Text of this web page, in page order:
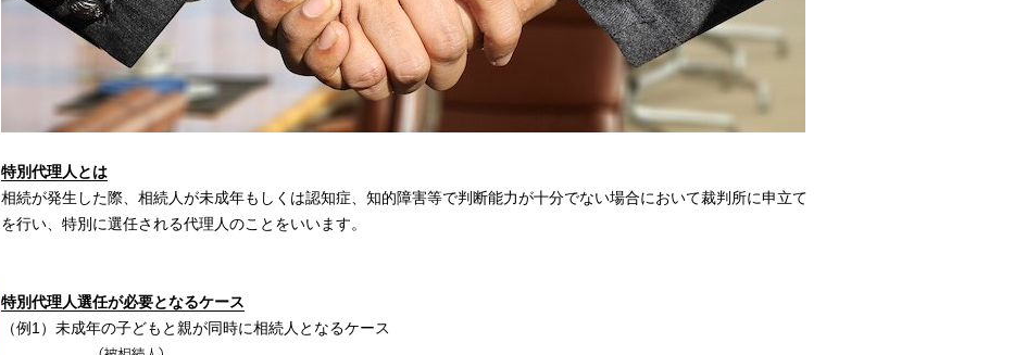
特別代理人とは
相続が発生した際、相続人が未成年もしくは認知症、知的障害等で判断能力が十分でない場合において裁判所に申立て
を行い、特別に選任される代理人のことをいいます。
特別代理人選任が必要となるケース
（例1）未成年の子どもと親が同時に相続人となるケース